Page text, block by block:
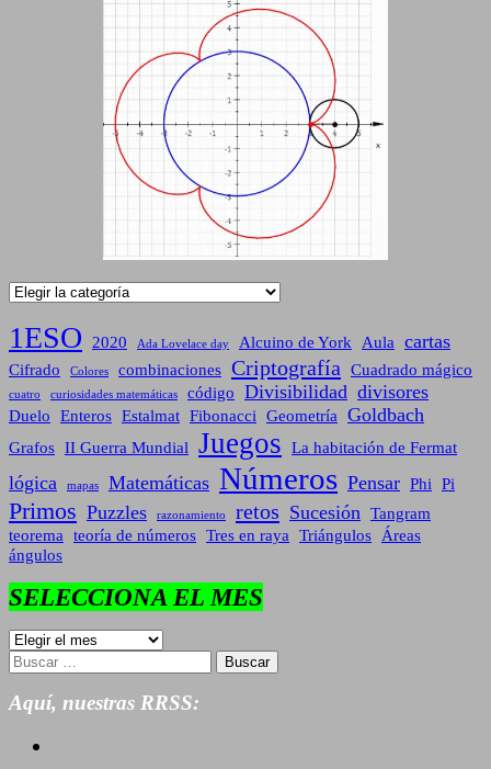
Categorías
1ESO 2020 Ada Lovelace day Alcuino de York Aula cartas
Cifrado Colores combinaciones Criptografía Cuadrado mágico
cuatro curiosidades matemáticas código Divisibilidad divisores
Duelo Enteros Estalmat Fibonacci Geometría Goldbach
Grafos II Guerra Mundial Juegos La habitación de Fermat
lógica mapas Matemáticas Números Pensar Phi Pi
Primos Puzzles razonamiento retos Sucesión Tangram
teorema teoría de números Tres en raya Triángulos Áreas
ángulos
SELECCIONA EL MES
SELECCIONA
EL
MES
Buscar:
Aquí, nuestras RRSS: